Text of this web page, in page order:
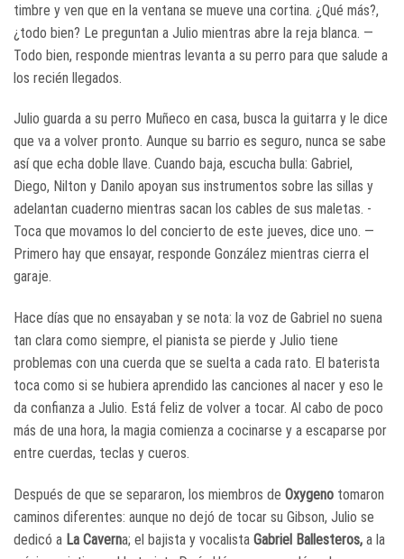
timbre y ven que en la ventana se mueve una cortina. ¿Qué más?,
¿todo bien? Le preguntan a Julio mientras abre la reja blanca. —
Todo bien, responde mientras levanta a su perro para que salude a
los recién llegados.
Julio guarda a su perro Muñeco en casa, busca la guitarra y le dice
que va a volver pronto. Aunque su barrio es seguro, nunca se sabe
así que echa doble llave. Cuando baja, escucha bulla: Gabriel,
Diego, Nilton y Danilo apoyan sus instrumentos sobre las sillas y
adelantan cuaderno mientras sacan los cables de sus maletas. -
Toca que movamos lo del concierto de este jueves, dice uno. —
Primero hay que ensayar, responde González mientras cierra el
garaje.
Hace días que no ensayaban y se nota: la voz de Gabriel no suena
tan clara como siempre, el pianista se pierde y Julio tiene
problemas con una cuerda que se suelta a cada rato. El baterista
toca como si se hubiera aprendido las canciones al nacer y eso le
da confianza a Julio. Está feliz de volver a tocar. Al cabo de poco
más de una hora, la magia comienza a cocinarse y a escaparse por
entre cuerdas, teclas y cueros.
Después de que se separaron, los miembros de Oxygeno tomaron
caminos diferentes: aunque no dejó de tocar su Gibson, Julio se
dedicó a La Caverna; el bajista y vocalista Gabriel Ballesteros, a la